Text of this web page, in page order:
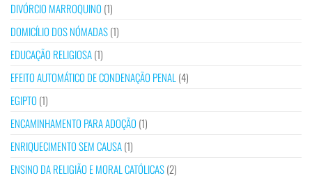
DIVÓRCIO MARROQUINO (1)
DOMICÍLIO DOS NÓMADAS(1)
EDUCAÇÃO RELIGIOSA(1)
EFEITO AUTOMÁTICO DE CONDENAÇÃO PENAL(4)
EGIPTO (1)
ENCAMINHAMENTO PARA ADOÇÃO (1)
ENRIQUECIMENTO SEM CAUSA(1)
ENSINO DA RELIGIÃO E MORAL CATÓLICAS(2)